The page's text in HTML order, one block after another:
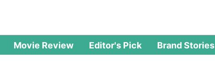
Movie Review Editor's Pick Brand Stories